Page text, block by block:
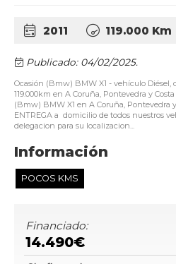
2011 119.000 Km
Publicado: 04/02/2025.
Ocasión (Bmw) BMW X1 - vehículo Diésel,
119.000km en A Coruña, Pontevedra y
(Bmw) BMW X1 en A Coruña, Pontevedra
ENTREGA a domicilio de todos nuestros
delegacion para su localizacion...
Información
POCOS KMS
Financiado:
14.490€